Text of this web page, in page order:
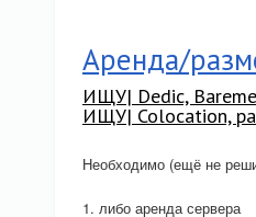
Аренда/
ИЩУ| Dedic,
ИЩУ| Colocation,
Необходимо (ещё не
1. либо аренда сервера